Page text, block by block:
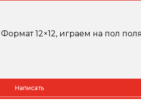
12×12, играем на пол
Написать